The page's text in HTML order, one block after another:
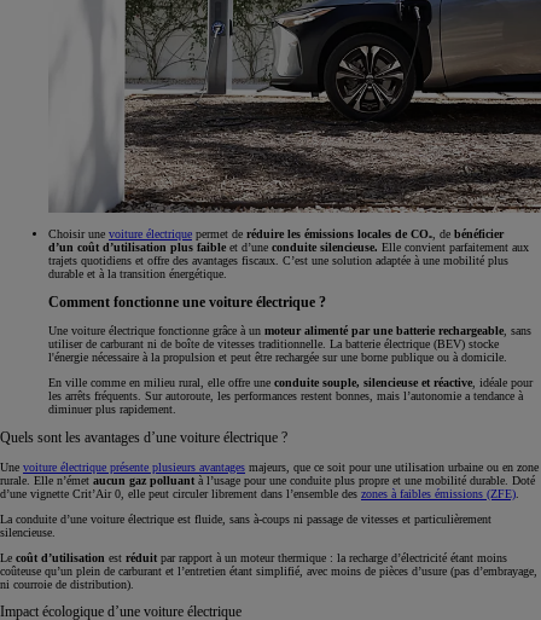
Choisir une voiture électrique permet de réduire les émissions locales de CO₂ , de bénéficier
d’un coût d’utilisation plus faible et d’une conduite silencieuse. Elle convient parfaitement aux
trajets quotidiens et offre des avantages fiscaux. C’est une solution adaptée à une mobilité plus
durable et à la transition énergétique.
Comment fonctionne une voiture électrique ?
Une voiture électrique fonctionne grâce à un moteur alimenté par une batterie rechargeable, sans
utiliser de carburant ni de boîte de vitesses traditionnelle. La batterie électrique (BEV) stocke
l'énergie nécessaire à la propulsion et peut être rechargée sur une borne publique ou à domicile.
En ville comme en milieu rural, elle offre une conduite souple, silencieuse et réactive, idéale pour
les arrêts fréquents. Sur autoroute, les performances restent bonnes, mais l’autonomie a tendance à
diminuer plus rapidement.
Quels sont les avantages d’une voiture électrique ?
Une voiture électrique présente plusieurs avantages majeurs, que ce soit pour une utilisation urbaine ou en zone
rurale. Elle n’émet aucun gaz polluant à l’usage pour une conduite plus propre et une mobilité durable. Doté
d’une vignette Crit’Air 0, elle peut circuler librement dans l’ensemble des zones à faibles émissions (ZFE)
La conduite d’une voiture électrique est fluide, sans à-coups ni passage de vitesses et particulièrement
silencieuse.
Le coût d’utilisation est réduit par rapport à un moteur thermique : la recharge d’électricité étant moins
coûteuse qu’un plein de carburant et l’entretien étant simplifié, avec moins de pièces d’usure (pas d’embrayage,
ni courroie de distribution).
Impact écologique d’une voiture électrique